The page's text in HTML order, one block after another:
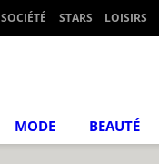
SOCIÉTÉ STARS LOISIRS
MODE BEAUTÉ